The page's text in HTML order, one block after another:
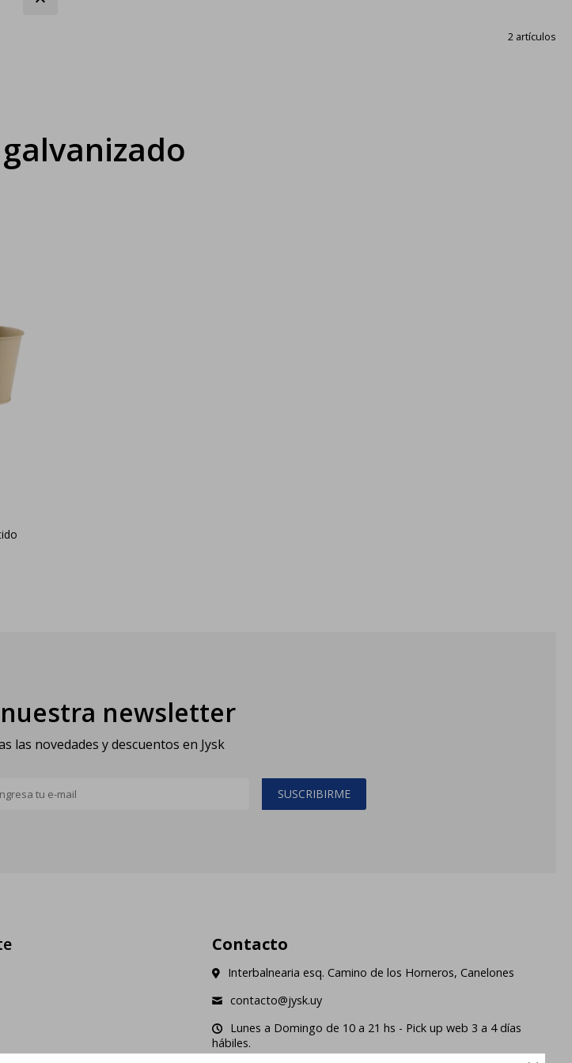
2 artículos
newsletter
las novedades y descuentos en Jysk
SUSCRIBIRME
Contacto
Interbalnearia esq. Camino de los Horneros, Canelones
contacto@jysk.uy
Lunes a Domingo de 10 a 21 hs - Pick up web 3 a 4 días
hábiles.